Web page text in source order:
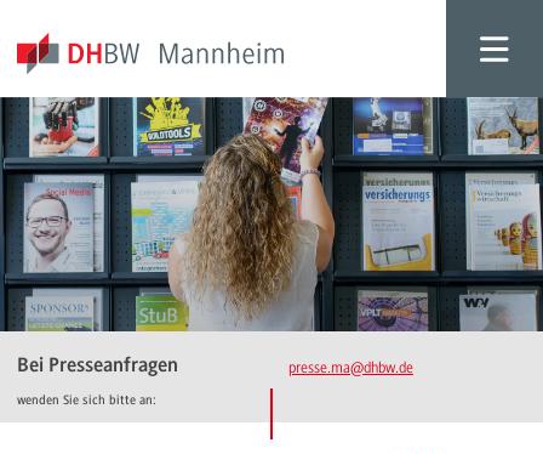
Bei Presseanfragen
wenden Sie sich bitte an:
presse.ma@dhbw.de